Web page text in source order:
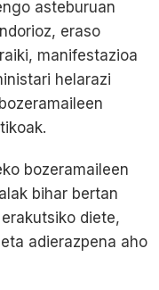
asteburuan
eraso
manifestazioa
helarazi
bozeramaileen
bihar bertan
diete,
adierazpena aho